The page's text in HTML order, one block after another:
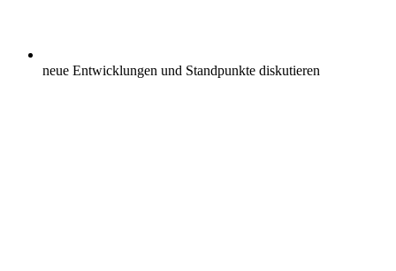
neue Entwicklungen und Standpunkte diskutieren